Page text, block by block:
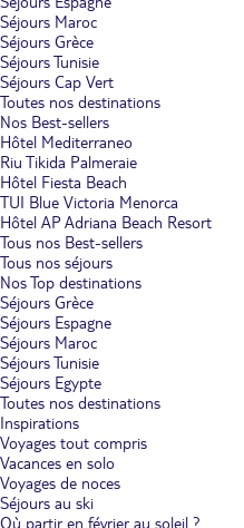
Séjours Maroc
Séjours Grèce
Séjours Tunisie
Séjours Cap Vert
Toutes nos destinations
Nos Best-sellers
Hôtel Mediterraneo
Riu Tikida Palmeraie
Hôtel Fiesta Beach
TUI Blue Victoria Menorca
Hôtel AP Adriana Beach Resort
Tous nos Best-sellers
Tous nos séjours
Nos Top destinations
Séjours Grèce
Séjours Espagne
Séjours Maroc
Séjours Tunisie
Séjours Egypte
Toutes nos destinations
Inspirations
Voyages tout compris
Vacances en solo
Voyages de noces
Séjours au ski
Où partir en février au soleil ?